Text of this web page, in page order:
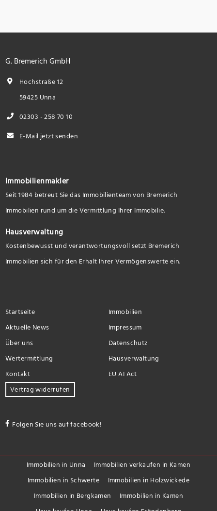
G. Bremerich GmbH
Hochstraße 12
59425 Unna
02303 - 258 70 10
E-Mail jetzt senden
Immobilienmakler
Seit 1984 betreut Sie das Immobilienteam von Bremerich
Immobilien rund um die Vermittlung Ihrer Immobilie.
Hausverwaltung
Kostenbewusst und verantwortungsvoll setzt Bremerich
Immobilien sich für den Erhalt Ihrer Vermögenswerte ein.
Startseite
Immobilien
Aktuelle News
Impressum
Über uns
Datenschutz
Wertermittlung
Hausverwaltung
Kontakt
EU AI Act
Vertrag widerrufen
Folgen Sie uns auf facebook!
Immobilien in Unna
Immobilien verkaufen in Kamen
Immobilien in Schwerte
Immobilien in Holzwickede
Immobilien in Bergkamen
Immobilien in Kamen